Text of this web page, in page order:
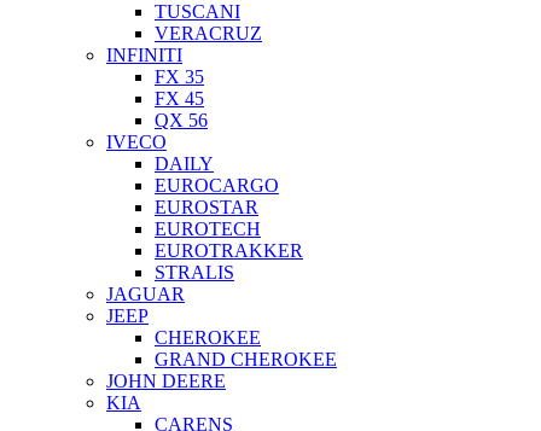
TUSCANI
VERACRUZ
INFINITI
FX 35
FX 45
QX 56
IVECO
DAILY
EUROCARGO
EUROSTAR
EUROTECH
EUROTRAKKER
STRALIS
JAGUAR
JEEP
CHEROKEE
GRAND CHEROKEE
JOHN DEERE
KIA
CARENS